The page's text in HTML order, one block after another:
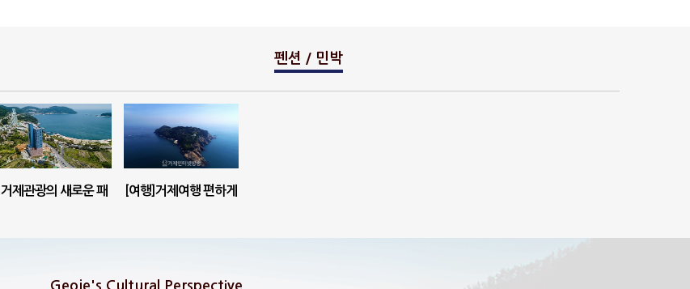
펜션 / 민박
거제관광의 새로운 패
[여행]거제여행 편하게
Geoje's Cultural Perspective